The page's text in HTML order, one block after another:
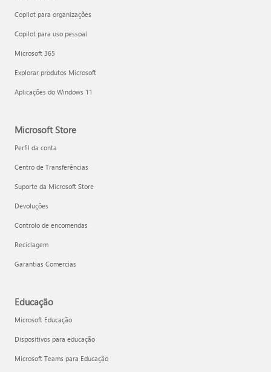
Copilot para organizações
Copilot para uso pessoal
Microsoft 365
Explorar produtos Microsoft
Aplicações do Windows 11
Microsoft Store
Perfil da conta
Centro de Transferências
Suporte da Microsoft Store
Devoluções
Controlo de encomendas
Reciclagem
Garantias Comercias
Educação
Microsoft Educação
Dispositivos para educação
Microsoft Teams para Educação